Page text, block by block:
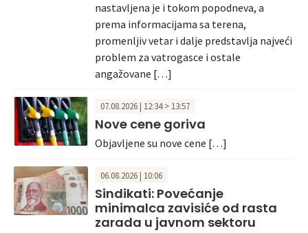
nastavljena je i tokom popodneva, a
prema informacijama sa terena,
promenljiv vetar i dalje predstavlja najveći
problem za vatrogasce i ostale
angažovane […]
07.08.2026 | 12:34 > 13:57
Nove cene goriva
Objavljene su nove cene […]
06.08.2026 | 10:06
Sindikati: Povećanje
minimalca zavisiće od rasta
zarada u javnom sektoru